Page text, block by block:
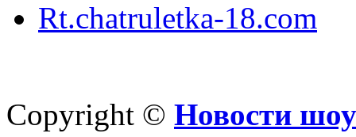
Rt.chatruletka-18.com
Copyright © Новости